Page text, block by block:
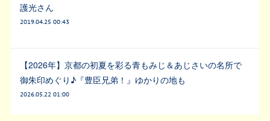
護光さん
2019.04.25 00:43
【2026年】京都の初夏を彩る青もみじ＆あじさいの名所で
御朱印めぐり♪『豊臣兄弟！』ゆかりの地も
2026.05.22 01:00